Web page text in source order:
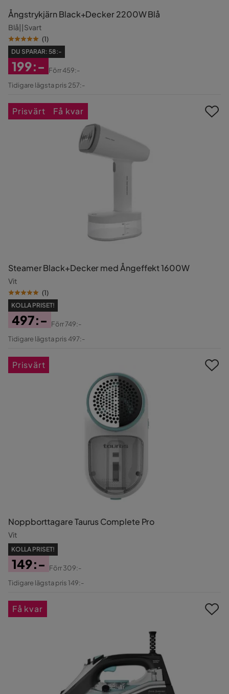
Ångstrykjärn Black+Decker 2200W Blå
Blå||Svart
(1)
DU SPARAR: 58:-
Rabatterat
199:-
Original
Förr459:-
Tidigare lägsta pris 257:-
Steamer Black+Decker med Ångeffekt 1600W
Vit
(1)
KOLLA PRISET!
Pris
497:-
Original
Förr749:-
Tidigare lägsta pris 497:-
Prisvärt Få kvar
Noppborttagare Taurus Complete Pro
Vit
KOLLA PRISET!
Pris
149:-
Original
Förr309:-
Tidigare lägsta pris 149:-
Prisvärt
Få kvar